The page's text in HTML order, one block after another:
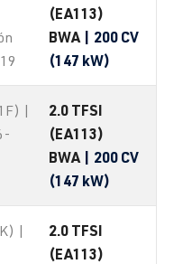
(EA113)
BWA | 200 CV
(147 kW)
|
2.0 TFSI
(EA113)
BWA | 200 CV
(147 kW)
|
2.0 TFSI
(EA113)